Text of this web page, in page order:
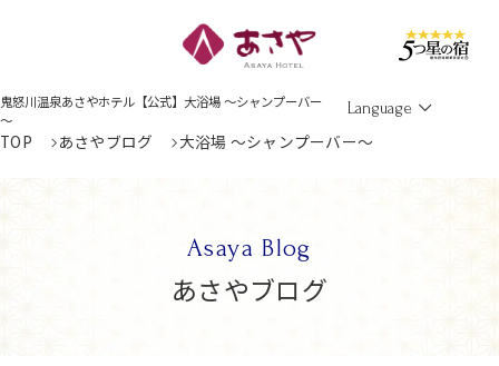
鬼怒川温泉あさやホテル【公式】大浴場 ～シャンプーバー
～
Language
TOP あさやブログ 大浴場 ～シャンプーバー～
Asaya Blog
あさやブログ